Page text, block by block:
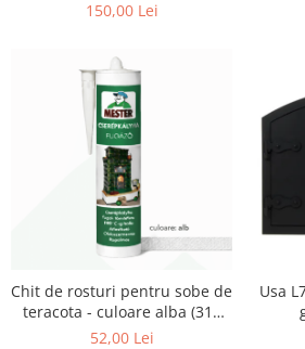
150,00 Lei
Chit de rosturi pentru sobe de
teracota - culoare alba (310
ml)
52,00 Lei
Usa